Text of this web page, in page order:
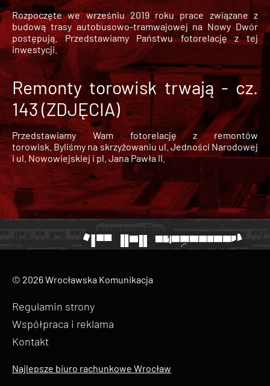
Rozpoczęte we wrześniu 2019 roku prace związane z
budową trasy autobusowo-tramwajowej na Nowy Dwór
postępują. Przedstawiamy Państwu fotorelację z tej
inwestycji.
Remonty torowisk trwają - cz.
143 (ZDJĘCIA)
Przedstawiamy Wam fotorelację z remontów
torowisk. Byliśmy na skrzyżowaniu ul. Jedności Narodowej
i ul. Nowowiejskiej i pl. Jana Pawła II.
© 2026 Wrocławska Komunikacja
Regulamin strony
Współpraca i reklama
Kontakt
Najlepsze biuro rachunkowe Wrocław